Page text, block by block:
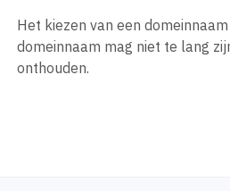
Het kiezen van een
domeinnaam mag niet te lang
onthouden.